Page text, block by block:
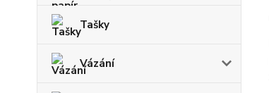
Tašky
Vázání